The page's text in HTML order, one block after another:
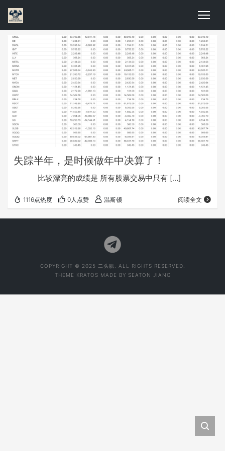
失踪半年，是时候做年中决算了！
比较漂亮的成绩是 所有股票交易中只有 […]
1116点热度 0人点赞 温斯顿 阅读全文
COPYRIGHT © 2025 二头肌. ALL RIGHTS RESERVED.
THEME KRATOS MADE BY SEATON JIANG